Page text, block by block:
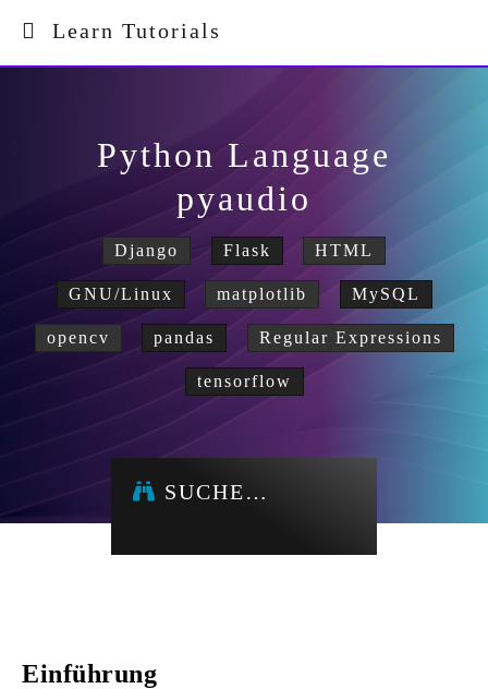
Learn Tutorials
Python Language
pyaudio
Django Flask HTML
GNU/Linux matplotlib MySQL
opencv pandas Regular Expressions
tensorflow
SUCHE…
Einführung